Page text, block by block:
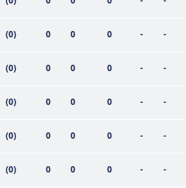
(0) 0 0 0 - -
(0) 0 0 0 - -
(0) 0 0 0 - -
(0) 0 0 0 - -
(0) 0 0 0 - -